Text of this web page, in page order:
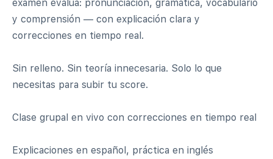
examen evalúa: pronunciación, gramática, vocabulario
y comprensión — con explicación clara y
correcciones en tiempo real.
Sin relleno. Sin teoría innecesaria. Solo lo que
necesitas para subir tu score.
Clase grupal en vivo con correcciones en tiempo real
Explicaciones en español, práctica en inglés